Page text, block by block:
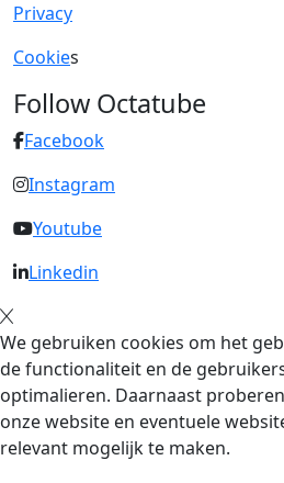
Privacy
Cookies
Follow Octatube
Facebook
Instagram
Youtube
Linkedin
We gebruiken cookies om het
de functionaliteit en de
optimalieren. Daarnaast
onze website en eventuele
relevant mogelijk te maken.